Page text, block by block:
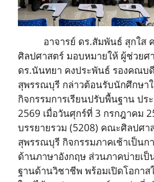
อาจารย์ ดร.สัมพันธ์ สุกใส
ศิลปศาสตร์ มอบหมายให้ ผู้ช่วยศ
ดร.นันทยา คงประพันธ์ รองคณบ
สุพรรณบุรี กล่าวต้อนรับนักศึกษา
กิจกรรมการเรียนปรับพื้นฐาน ปร
2569 เมื่อวันศุกร์ที่ 3 กรกฎาคม
บรรยายรวม (5208) คณะศิลปศา
สุพรรณบุรี กิจกรรมภาคเช้าเป็นก
ด้านภาษาอังกฤษ ส่วนภาคบ่ายเ
ฐานด้านวิชาชีพ พร้อมเปิดโอกา